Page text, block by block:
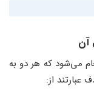
آن
می‌شود که هر دو به
از: